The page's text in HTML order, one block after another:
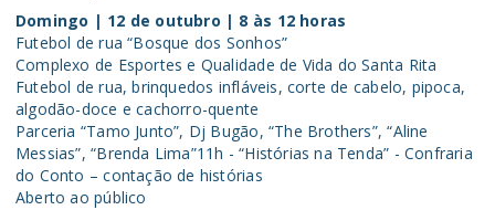
Domingo | 12 de outubro | 8 às 12 horas
Futebol de rua “Bosque dos Sonhos”
Complexo de Esportes e Qualidade de Vida do Santa Rita
Futebol de rua, brinquedos infláveis, corte de cabelo, pipoca,
algodão-doce e cachorro-quente
Parceria “Tamo Junto”, Dj Bugão, “The Brothers”, “Aline
Messias”, “Brenda Lima”11h - “Histórias na Tenda” - Confraria
do Conto – contação de histórias
Aberto ao público